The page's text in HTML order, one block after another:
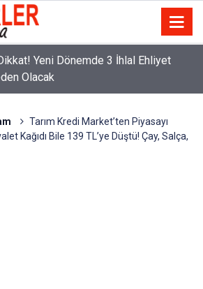
Yeni Dönemde 3 İhlal Ehliyet
Olacak
Tarım Kredi Market’ten Piyasayı
Kağıdı Bile 139 TL’ye Düştü! Çay, Salça,